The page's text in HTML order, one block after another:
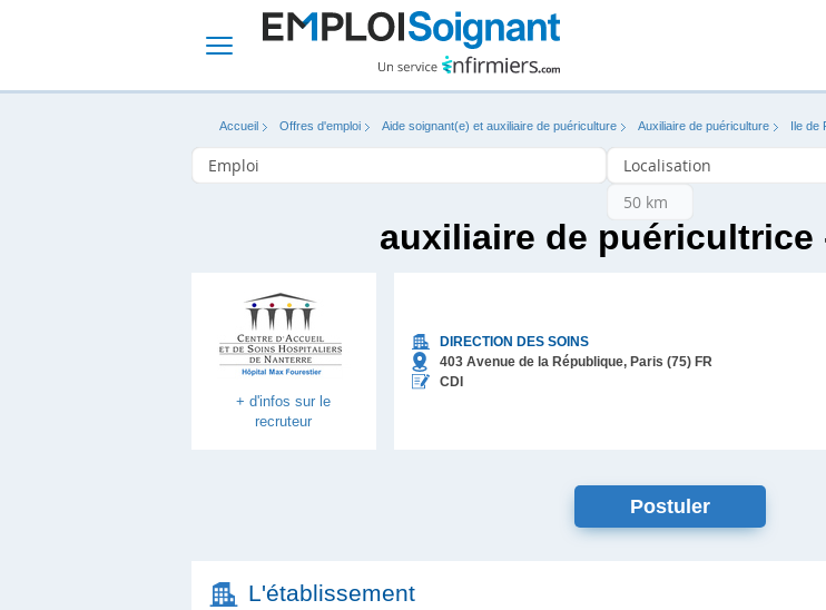
Accueil Offres d'emploi Aide soignant(e) et auxiliaire de puériculture Auxiliaire de puériculture Ile de
auxiliaire de puéricultrice
+ d'infos sur le
recruteur
DIRECTION DES SOINS
403 Avenue de la République, Paris (75) FR
CDI
Postuler
L'établissement